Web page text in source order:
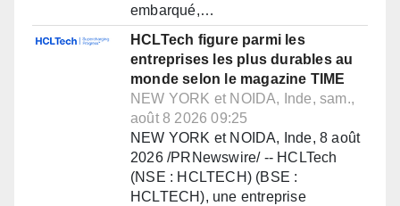
embarqué,…
HCLTech figure parmi les
entreprises les plus durables au
monde selon le magazine TIME
NEW YORK et NOIDA, Inde, sam.,
août 8 2026 09:25
NEW YORK et NOIDA, Inde, 8 août
2026 /PRNewswire/ -- HCLTech
(NSE : HCLTECH) (BSE :
HCLTECH), une entreprise